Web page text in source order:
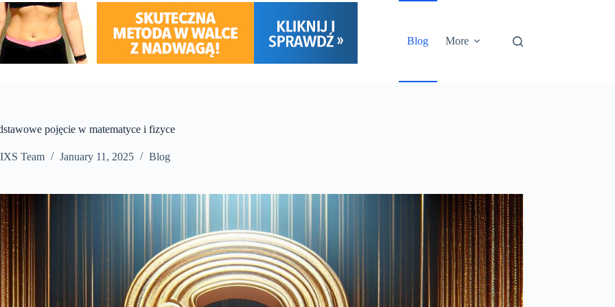
Blog
More
pojęcie w matematyce i fizyce
IXS Team January 11, 2025 Blog